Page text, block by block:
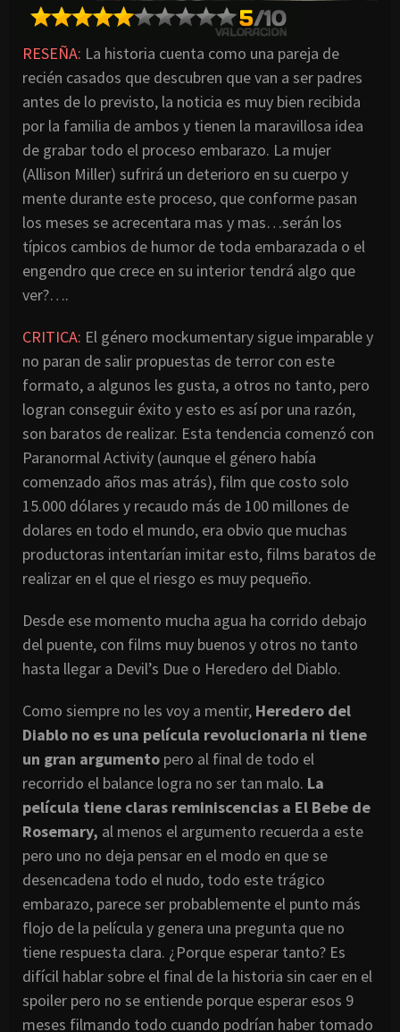
RESEÑA: La historia cuenta como una pareja de
recién casados que descubren que van a ser padres
antes de lo previsto, la noticia es muy bien recibida
por la familia de ambos y tienen la maravillosa idea
de grabar todo el proceso embarazo. La mujer
(Allison Miller) sufrirá un deterioro en su cuerpo y
mente durante este proceso, que conforme pasan
los meses se acrecentara mas y mas…serán los
típicos cambios de humor de toda embarazada o el
engendro que crece en su interior tendrá algo que
ver?….
CRITICA: El género mockumentary sigue imparable y
no paran de salir propuestas de terror con este
formato, a algunos les gusta, a otros no tanto, pero
logran conseguir éxito y esto es así por una razón,
son baratos de realizar. Esta tendencia comenzó con
Paranormal Activity (aunque el género había
comenzado años mas atrás), film que costo solo
15.000 dólares y recaudo más de 100 millones de
dolares en todo el mundo, era obvio que muchas
productoras intentarían imitar esto, films baratos de
realizar en el que el riesgo es muy pequeño.
Desde ese momento mucha agua ha corrido debajo
del puente, con films muy buenos y otros no tanto
hasta llegar a Devil’s Due o Heredero del Diablo.
Como siempre no les voy a mentir, Heredero del
Diablo no es una película revolucionaria ni tiene
un gran argumento pero al final de todo el
recorrido el balance logra no ser tan malo. La
película tiene claras reminiscencias a El Bebe de
Rosemary, al menos el argumento recuerda a este
pero uno no deja pensar en el modo en que se
desencadena todo el nudo, todo este trágico
embarazo, parece ser probablemente el punto más
flojo de la película y genera una pregunta que no
tiene respuesta clara. ¿Porque esperar tanto? Es
difícil hablar sobre el final de la historia sin caer en el
spoiler pero no se entiende porque esperar esos 9
meses filmando todo cuando podrían haber tomado